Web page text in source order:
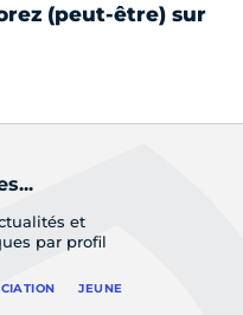
(peut-être) sur
et
par profil
JEUNE